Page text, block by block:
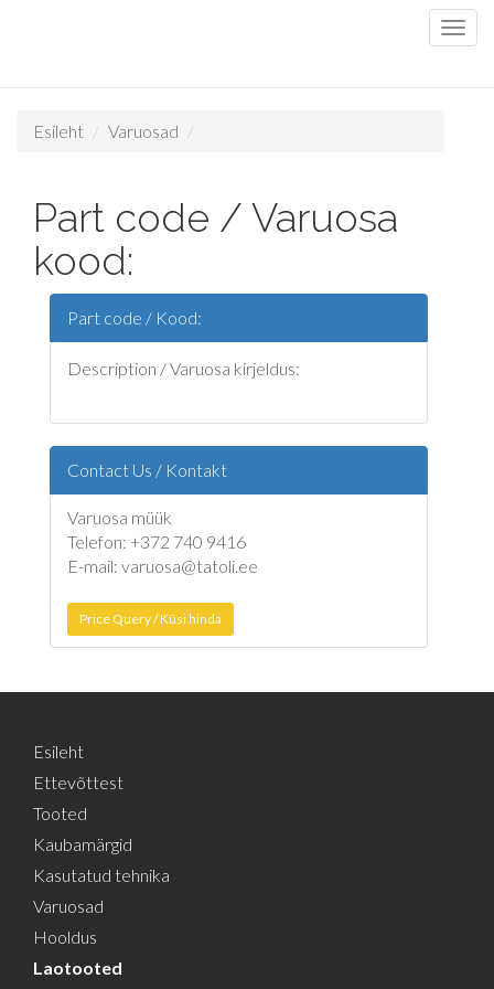
Esileht Varuosad
Part code / Varuosa
kood:
Part code / Kood:
Description / Varuosa kirjeldus:
Contact Us / Kontakt
Varuosa müük
Telefon: +372 740 9416
E-mail: varuosa@tatoli.ee
Price Query / Küsi hinda
Esileht
Ettevõttest
Tooted
Kaubamärgid
Kasutatud tehnika
Varuosad
Hooldus
Laotooted